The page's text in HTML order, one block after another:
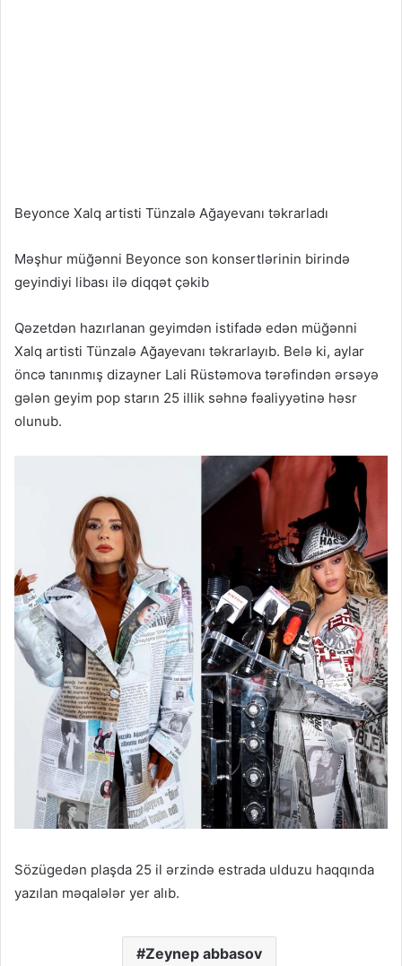
Beyonce Xalq artisti Tünzalə Ağayevanı təkrarladı
Məşhur müğənni Beyonce son konsertlərinin birində
geyindiyi libası ilə diqqət çəkib
Qəzetdən hazırlanan geyimdən istifadə edən müğənni
Xalq artisti Tünzalə Ağayevanı təkrarlayıb. Belə ki, aylar
öncə tanınmış dizayner Lali Rüstəmova tərəfindən ərsəyə
gələn geyim pop starın 25 illik səhnə fəaliyyətinə həsr
olunub.
Sözügedən plaşda 25 il ərzində estrada ulduzu haqqında
yazılan məqalələr yer alıb.
Zeynep abbasov